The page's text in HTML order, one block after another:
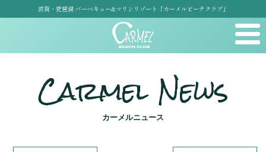
滋賀・琵琶湖 バーベキュー&マリンリゾート「カーメルビーチクラブ」
Carmel News
カーメルニュース